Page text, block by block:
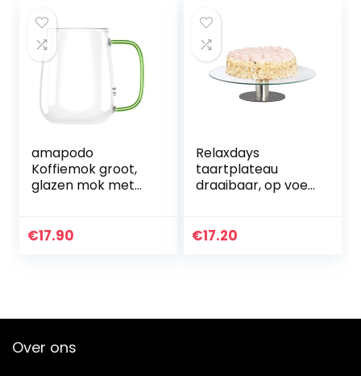
amapodo
Koffiemok groot,
glazen mok met
kantoormok,
€17.90
Relaxdays
taartplateau
draaibaar, op voet,
staal, glazen
€17.20
Over ons